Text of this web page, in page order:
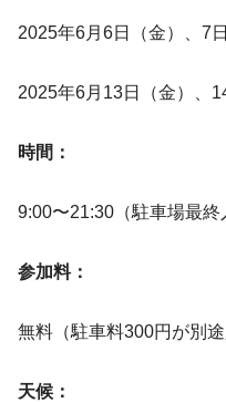
2025年6月6日（金）、7
2025年6月13日（金）、
時間：
9:00〜21:30（駐車場最終
参加料：
無料（駐車料300円が別途
天候：